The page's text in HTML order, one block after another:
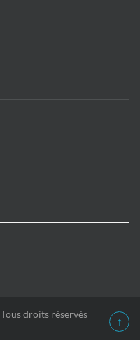
droits réservés